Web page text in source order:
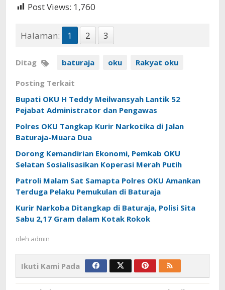
Post Views: 1,760
Halaman: 1 2 3
Ditag baturaja oku Rakyat oku
Posting Terkait
Bupati OKU H Teddy Meilwansyah Lantik 52
Pejabat Administrator dan Pengawas
Polres OKU Tangkap Kurir Narkotika di Jalan
Baturaja-Muara Dua
Dorong Kemandirian Ekonomi, Pemkab OKU
Selatan Sosialisasikan Koperasi Merah Putih
Patroli Malam Sat Samapta Polres OKU Amankan
Terduga Pelaku Pemukulan di Baturaja
Kurir Narkoba Ditangkap di Baturaja, Polisi Sita
Sabu 2,17 Gram dalam Kotak Rokok
oleh admin
Ikuti Kami Pada